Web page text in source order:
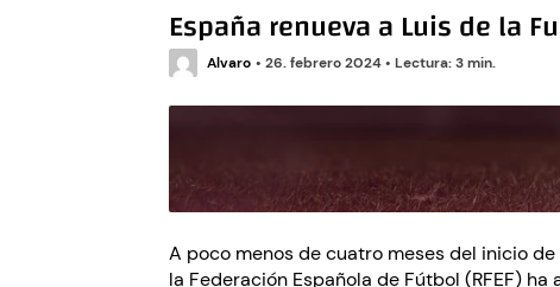
Dorival
convoca
a
selección
amistosos
en
España renueva a Luis de la
Alvaro • 26. febrero 2024• Lectura: 3 min.
A poco menos de cuatro meses del inicio de
la Federación Española de Fútbol (RFEF)